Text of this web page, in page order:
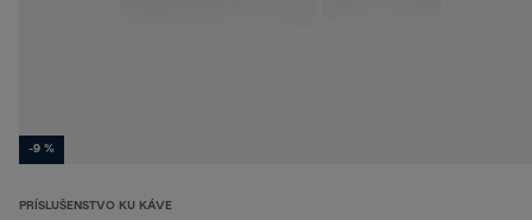
-9 %
PRÍSLUŠENSTVO KU KÁVE